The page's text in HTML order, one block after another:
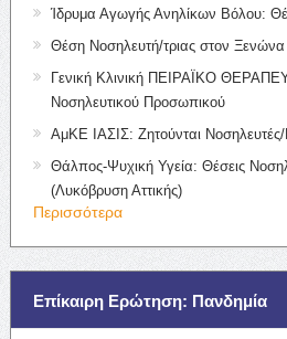
Ίδρυμα Αγωγής Ανηλίκων Βόλου:
Θέση Νοσηλευτή/τριας στον
Γενική Κλινική ΠΕΙΡΑΪΚΟ
Νοσηλευτικού Προσωπικού
ΑμΚΕ ΙΑΣΙΣ: Ζητούνται Νοσηλευτές/
Θάλπος-Ψυχική Υγεία: Θέσεις
(Λυκόβρυση Αττικής)
Περισσότερα
Επίκαιρη Ερώτηση: Πανδημία